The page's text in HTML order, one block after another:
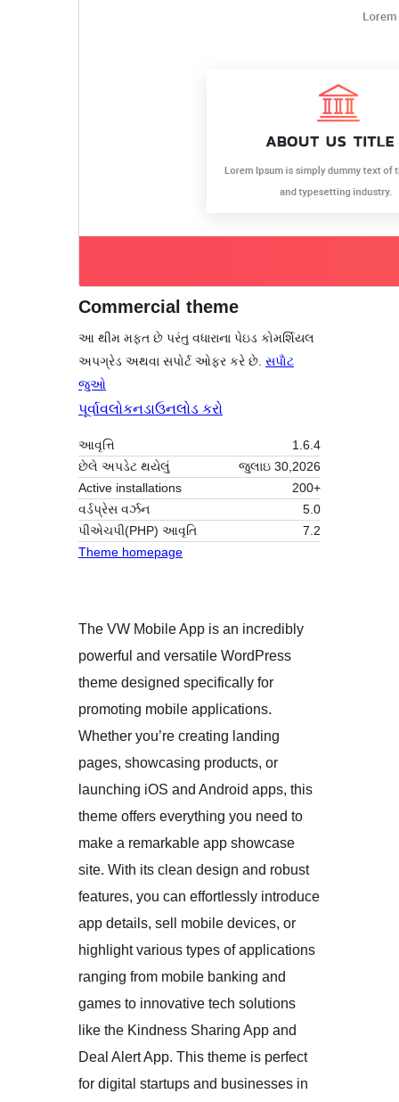
Commercial theme
આ થીમ મફત છે પરંતુ વધારાના પેઇડ કોમર્શિયલ
અપગ્રેડ અથવા સપોર્ટ ઓફર કરે છે. સપોૅટ
જુઓ
પૂર્વાવલોકનડાઉનલોડ કરો
આવૃત્તિ
1.6.4
છેલે અપડેટ થયેલું
જુલાઇ 30,2026
Active installations
200+
વર્ડપ્રેસ વર્ઝન
5.0
પીએચપી(PHP) આવૃતિ
7.2
Theme homepage
The VW Mobile App is an incredibly
powerful and versatile WordPress
theme designed specifically for
promoting mobile applications.
Whether you’re creating landing
pages, showcasing products, or
launching iOS and Android apps, this
theme offers everything you need to
make a remarkable app showcase
site. With its clean design and robust
features, you can effortlessly introduce
app details, sell mobile devices, or
highlight various types of applications
ranging from mobile banking and
games to innovative tech solutions
like the Kindness Sharing App and
Deal Alert App. This theme is perfect
for digital startups and businesses in